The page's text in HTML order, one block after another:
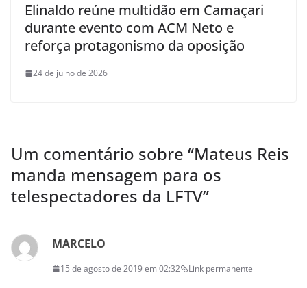
Elinaldo reúne multidão em Camaçari
durante evento com ACM Neto e
reforça protagonismo da oposição
24 de julho de 2026
Um comentário sobre “Mateus Reis
manda mensagem para os
telespectadores da LFTV”
MARCELO
15 de agosto de 2019 em 02:32 Link permanente